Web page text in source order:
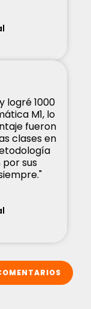
logré 1000
M1, lo
fueron
clases en
sus